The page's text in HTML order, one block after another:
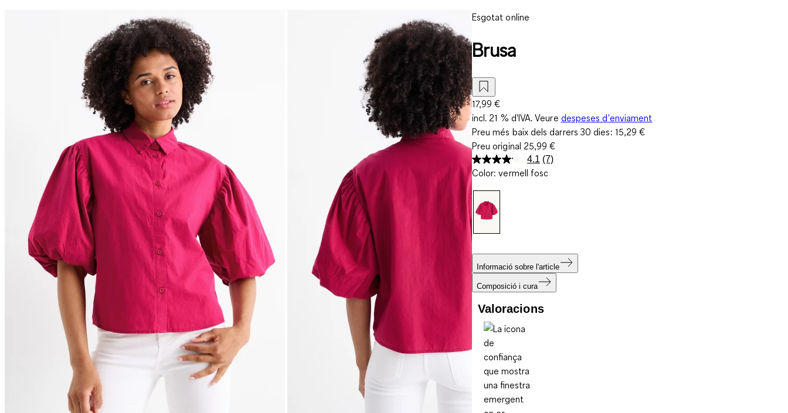
Esgotat online
Brusa
17,99 €
incl. 21 % d'IVA. Veure despeses d'enviament
Preu més baix dels darrers 30 dies: 15,29 €
Preu original 25,99 €
4.1 Llegeix
7
(7)
Color: vermell fosc
Informació sobre l'article
Composició i cura
Valoracions